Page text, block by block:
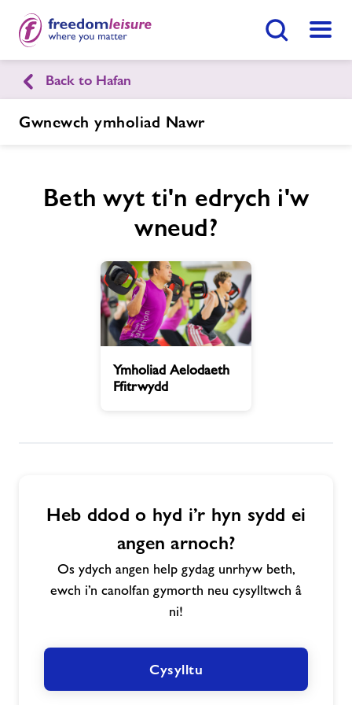
English Cymraeg
Canolfan Hamdden a Gweithgareddau
Ein cyfleusterau
Aelodaeth
Newyddion
Swyddi
Ynghylch Freedom Leisure
Ymunwch Nawr
Gwnewch Ymholiad Nawr
Dod O Hyd I Ganolfan
Back to Hafan
Gwnewch ymholiad Nawr
Beth wyt ti'n edrych i'w
wneud?
Aelodaeth
Ffitrwydd
Ymholiad Aelodaeth
Ffitrwydd
Heb ddod o hyd i’r hyn sydd ei
angen arnoch?
Os ydych angen help gydag unrhyw beth,
ewch i’n canolfan gymorth neu cysylltwch â
ni!
Cysylltu